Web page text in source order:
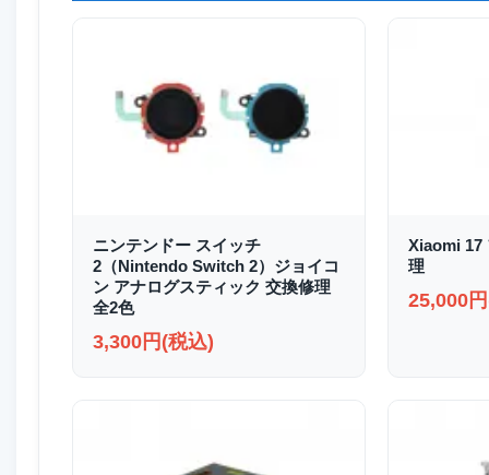
ニンテンドー スイッチ
2（Nintendo Switch 2）ジョイコ
ン アナログスティック 交換修理
全2色
3,300円(税込)
Xiaomi 17
理
25,000